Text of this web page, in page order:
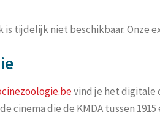
tijdelijk niet beschikbaar. Onze
vind je het digitale
cinema die de KMDA tussen